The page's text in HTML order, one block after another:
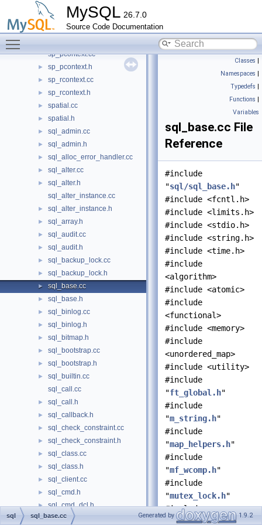
MySQL 26.7.0
Source Code Documentation
►
► sp_instr.h
► sp_instr_inline.cc
sp_pcontext.cc
► sp_pcontext.h
► sp_rcontext.cc
► sp_rcontext.h
► spatial.cc
► spatial.h
► sql_admin.cc
► sql_admin.h
► sql_alloc_error_handler.cc
► sql_alter.cc
►
sql_alter.h
sql_alter_instance.cc
► sql_alter_instance.h
► sql_array.h
► sql_audit.cc
► sql_audit.h
► sql_backup_lock.cc
► sql_backup_lock.h
► sql_base.cc
► sql_base.h
► sql_binlog.cc
► sql_binlog.h
► sql_bitmap.h
► sql_bootstrap.cc
► sql_bootstrap.h
►
sql_builtin.cc
sql_call.cc
► sql_call.h
► sql_callback.h
► sql_check_constraint.cc
► sql_check_constraint.h
► sql_class.cc
► sql_class.h
► sql_client.cc
► sql_cmd.h
► sql_cmd_dcl.h
► sql_cmd_ddl.cc
Classes |
Namespaces |
Typedefs |
Functions |
Variables
sql_base.cc File
Reference
#include
"sql/sql_base.h"
#include <fcntl.h>
#include <limits.h>
#include <stdio.h>
#include <string.h>
#include <time.h>
#include
<algorithm>
#include <atomic>
#include
<functional>
#include <memory>
#include
<unordered_map>
#include <utility>
#include
"ft_global.h"
#include
"m_string.h"
#include
"map_helpers.h"
#include
"mf_wcomp.h"
#include
"mutex_lock.h"
#include
my_alloc.h"
sql sql_base.cc Generated by 1.9.2